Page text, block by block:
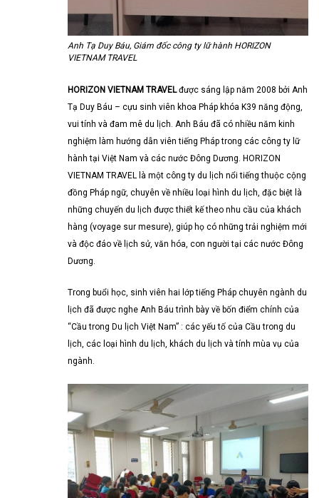
Anh Tạ Duy Báu, Giám đốc công ty lữ hành HORIZON
VIETNAM TRAVEL
HORIZON VIETNAM TRAVELđược sáng lập năm 2008 bởi Anh
Tạ Duy Báu – cựu sinh viên khoa Pháp khóa K39 năng động,
vui tính và đam mê du lịch. Anh Báu đã có nhiều năm kinh
nghiệm làm hướng dẫn viên tiếng Pháp trong các công ty lữ
hành tại Việt Nam và các nước Đông Dương. HORIZON
VIETNAM TRAVEL là một công ty du lịch nổi tiếng thuộc cộng
đồng Pháp ngữ, chuyên về nhiều loại hình du lịch, đặc biệt là
những chuyến du lịch được thiết kế theo nhu cầu của khách
hàng (voyage sur mesure), giúp họ có những trải nghiệm mới
và độc đáo về lịch sử, văn hóa, con người tại các nước Đông
Dương.
Trong buổi học, sinh viên hai lớp tiếng Pháp chuyên ngành du
lịch đã được nghe Anh Báu trình bày về bốn điểm chính của
“Cầu trong Du lịch Việt Nam” : các yếu tố của Cầu trong du
lịch, các loại hình du lịch, khách du lịch và tính mùa vụ của
ngành.